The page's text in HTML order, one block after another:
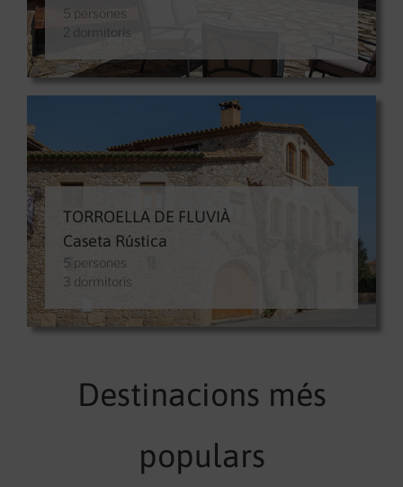
5 persones
2 dormitoris
TORROELLA DE FLUVIÀ
Caseta Rústica
5 persones
3 dormitoris
Destinacions més
populars